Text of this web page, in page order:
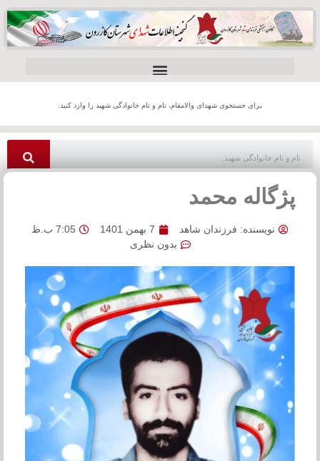
برای جستجوی شهدای والامقام، نام و نام خانوادگی شهید را وارد کنید.
پژگاله محمد
نویسنده: فرزندان شاهد 7 بهمن 1401
7:05 ب.ظ
بدون نظری